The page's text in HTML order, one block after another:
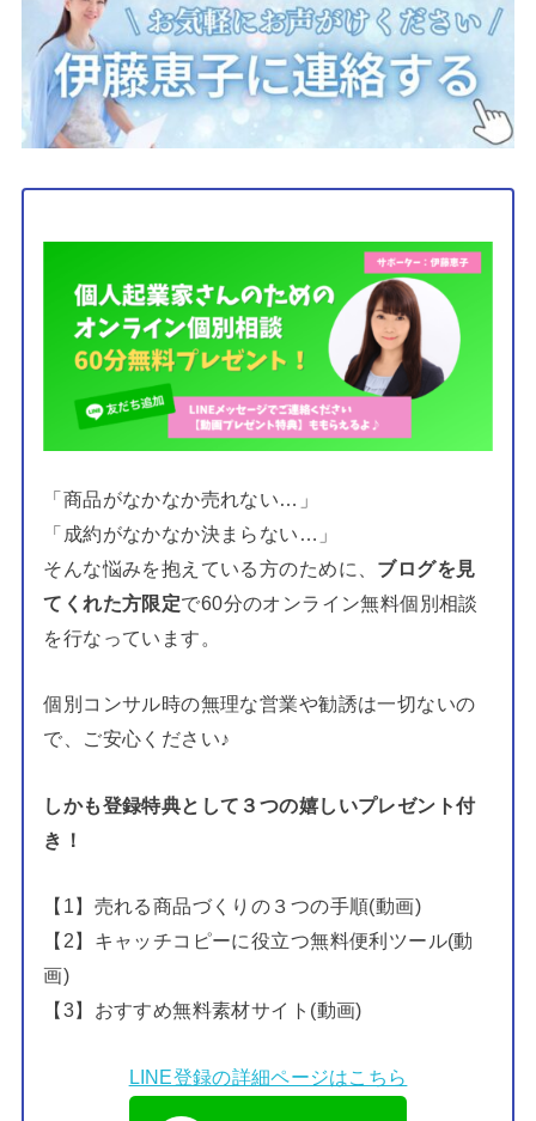
「商品がなかなか売れない…」
「成約がなかなか決まらない…」
そんな悩みを抱えている方のために、 ブログを見
てくれた方限定で60分のオンライン無料個別相談
を行なっています。
個別コンサル時の無理な営業や勧誘は一切ないの
で、ご安心ください♪
しかも登録特典として３つの嬉しいプレゼント付
き！
【1】売れる商品づくりの３つの手順(動画)
【2】キャッチコピーに役立つ無料便利ツール(動
画)
【3】おすすめ無料素材サイト(動画)
LINE登録の詳細ページはこちら